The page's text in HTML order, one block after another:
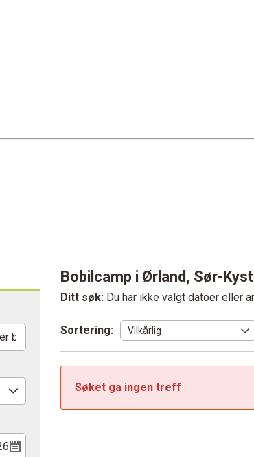
Bobilcamp i Ørland, Sør-
Ditt søk: Du har ikke valgt datoer eller
Sortering:
Søket ga ingen treff